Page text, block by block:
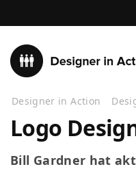
Designer in Action
Logo
Bill Gardner hat